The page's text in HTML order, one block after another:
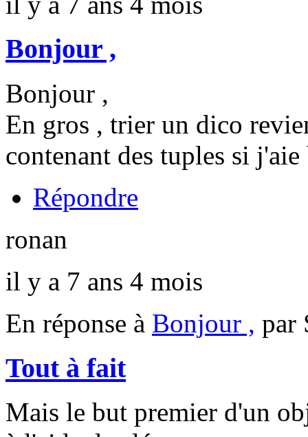
Bonjour ,
Bonjour ,
En gros , trier un dico
contenant des tuples si
Répondre
ronan
il y a 7 ans 4 mois
En réponse à Bonjour , par
Tout à fait
Mais le but premier d'un